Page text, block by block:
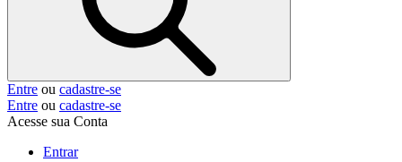
Entre ou cadastre-se
Entre ou cadastre-se
Acesse sua Conta
Entrar